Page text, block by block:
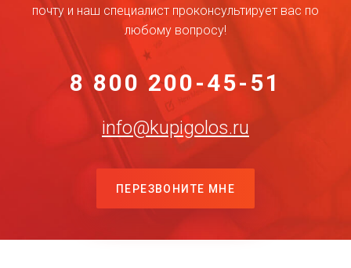
почту и наш специалист проконсультирует вас по
любому вопросу!
8 800 200-45-51
info@kupigolos.ru
ПЕРЕЗВОНИТЕ МНЕ